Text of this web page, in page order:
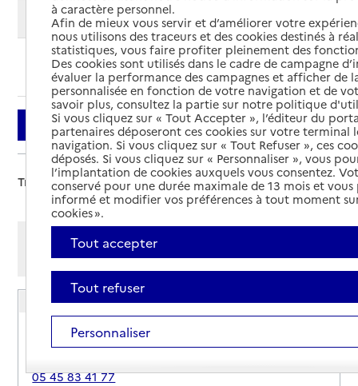
Modifier ma recherche
Ajouter cette recherche aux favoris
Filtrer
Trier par :
Afficher les résultats par:
Mode liste
Mode carte
EHPAD Raby-Barboteau
Adresse
-Segonzac
05 45 83 41 77
à caractère personnel.
Afin de mieux vous servir et d’améliorer votre
nous utilisons des traceurs et des cookies destinés à
statistiques, vous faire profiter pleinement des
Des cookies sont utilisés dans le cadre de campagne
évaluer la performance des campagnes et afficher de
personnalisée en fonction de votre navigation et de
savoir plus, consultez la partie sur notre politique
Si vous cliquez sur « Tout Accepter », l’éditeur du
partenaires déposeront ces cookies sur votre terminal
navigation. Si vous cliquez sur « Tout Refuser », ces
déposés. Si vous cliquez sur « Personnaliser », vous
l’implantation de cookies auxquels vous consentez.
conservé pour une durée maximale de 13 mois et
informé et modifier vos préférences à tout moment
cookies ».
Tout accepter
Tout refuser
Personnaliser